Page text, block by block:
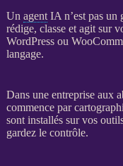
Un agent IA n’est pas un
rédige, classe et agit sur
WordPressou
langage.
Dans une entreprise aux
commence par
sont installés sur vos
gardez le contrôle.